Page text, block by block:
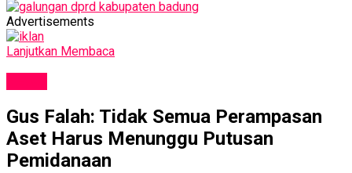
Advertisements
Lanjutkan Membaca
Gus Falah: Tidak Semua Perampasan
Aset Harus Menunggu Putusan
Pemidanaan